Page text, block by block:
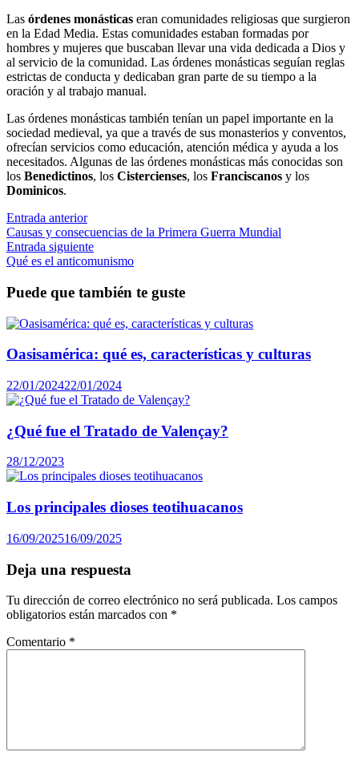
Las órdenes monásticas eran comunidades religiosas que surgieron
en la Edad Media. Estas comunidades estaban formadas por
hombres y mujeres que buscaban llevar una vida dedicada a Dios y
al servicio de la comunidad. Las órdenes monásticas seguían reglas
estrictas de conducta y dedicaban gran parte de su tiempo a la
oración y al trabajo manual.
Las órdenes monásticas también tenían un papel importante en la
sociedad medieval, ya que a través de sus monasterios y conventos,
ofrecían servicios como educación, atención médica y ayuda a los
necesitados. Algunas de las órdenes monásticas más conocidas son
los Benedictinos, los Cistercienses, los Franciscanos y los
Dominicos.
Navegación
de
entradas
Entrada anteriorEntrada
anterior:
Causas y consecuencias de la Primera Guerra Mundial
Entrada siguienteEntrada
siguiente:
Qué es el anticomunismo
Puede que también te guste
Oasisamérica: qué es, características y culturas
22/01/202422/01/2024
¿Qué fue el Tratado de Valençay?
28/12/2023
Los principales dioses teotihuacanos
16/09/202516/09/2025
Deja una respuesta
Tu dirección de correo electrónico no será publicada. Los campos
obligatorios están marcados con *
Comentario *